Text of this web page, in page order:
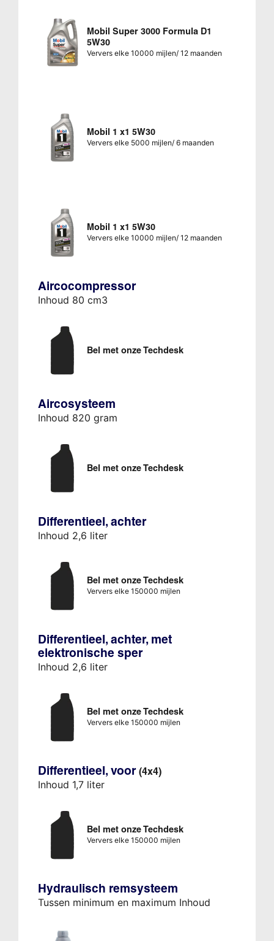
Mobil Super 3000 Formula D1
5W30
Ververs elke 10000 mijlen/ 12 maanden
Mobil 1 x1 5W30
Ververs elke 5000 mijlen/ 6 maanden
Mobil 1 x1 5W30
Ververs elke 10000 mijlen/ 12 maanden
Aircocompressor
Inhoud 80 cm3
Bel met onze Techdesk
Aircosysteem
Inhoud 820 gram
Bel met onze Techdesk
Differentieel, achter
Inhoud 2,6 liter
Bel met onze Techdesk
Ververs elke 150000 mijlen
Differentieel, achter, met
elektronische sper
Inhoud 2,6 liter
Bel met onze Techdesk
Ververs elke 150000 mijlen
Differentieel, voor (4x4)
Inhoud 1,7 liter
Bel met onze Techdesk
Ververs elke 150000 mijlen
Hydraulisch remsysteem
Tussen minimum en maximum Inhoud